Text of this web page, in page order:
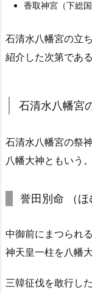
香取神宮（下総国
石清水八幡宮の立
紹介した次第である
石清水八幡宮
石清水八幡宮の祭
八幡大神ともいう。
誉田別命 （ほ
中御前にまつられ
神天皇一柱を八幡
三韓征伐を敢行した